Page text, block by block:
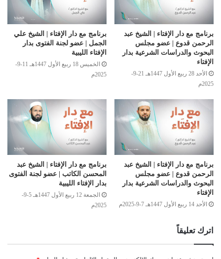
برنامج مع دار الإفتاء | الشيخ عبد
الرحمن قدوع | عضو مجلس
البحوث والدراسات الشرعية بدار
الإفتاء
الأحد 28 ربيع الأول 1447هـ 21-9-
2025م
برنامج مع دار الإفتاء | الشيخ علي
الجمل | عضو لجنة الفتوى بدار
الإفتاء الليبية
الخميس 18 ربيع الأول 1447هـ 11-9-
2025م
برنامج مع دار الإفتاء | الشيخ عبد
الرحمن قدوع | عضو مجلس
البحوث والدراسات الشرعية بدار
الإفتاء
الأحد 14 ربيع الأول 1447هـ 7-9-2025م
برنامج مع دار الإفتاء | الشيخ عبد
المحسن الكاتب | عضو لجنة الفتوى
بدار الإفتاء الليبية
الجمعة 12 ربيع الأول 1447هـ 5-9-
2025م
اترك تعليقاً